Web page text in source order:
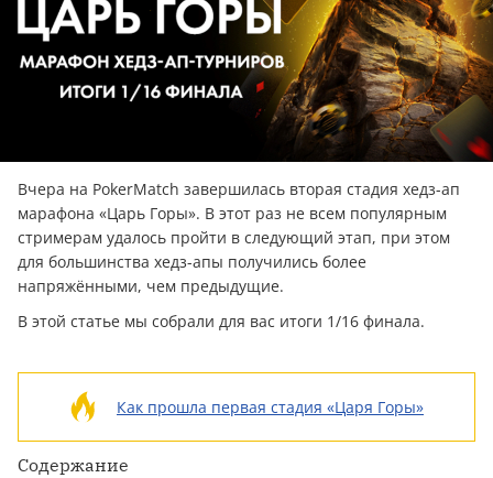
Вчера на PokerMatch завершилась вторая стадия хедз-ап
марафона «Царь Горы». В этот раз не всем популярным
стримерам удалось пройти в следующий этап, при этом
для большинства хедз-апы получились более
напряжёнными, чем предыдущие.
В этой статье мы собрали для вас итоги 1/16 финала.
Как прошла первая стадия «Царя Горы»
Содержание